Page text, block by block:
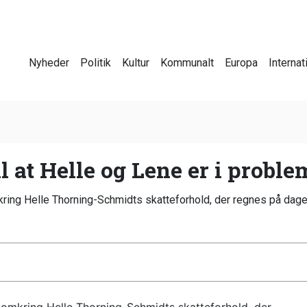
Nyheder Politik Kultur Kommunalt Europa
Helle og Lene er i
Helle Thorning-Schmidts skatteforhold, der regnes på